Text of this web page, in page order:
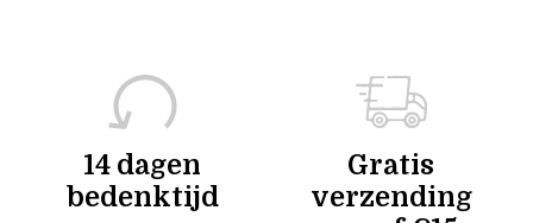
14 dagen
bedenktijd
Gratis
verzending